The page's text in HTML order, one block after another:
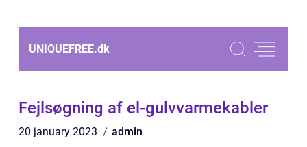
UNIQUEFREE.dk
Fejlsøgning af el-gulvvarmekabler
20 january 2023 admin